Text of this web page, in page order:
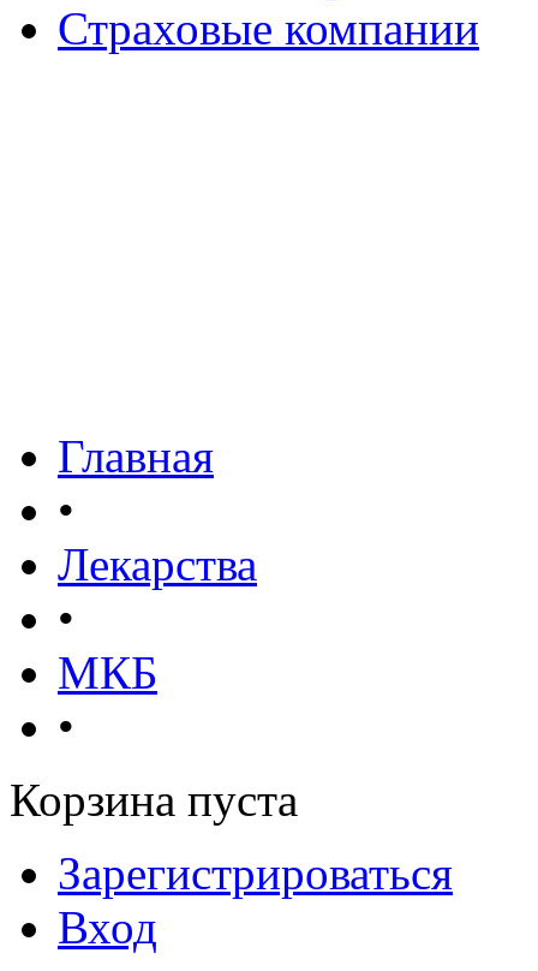
Страховые компании
Главная
•
Лекарства
•
МКБ
•
Корзина пуста
Зарегистрироваться
Вход